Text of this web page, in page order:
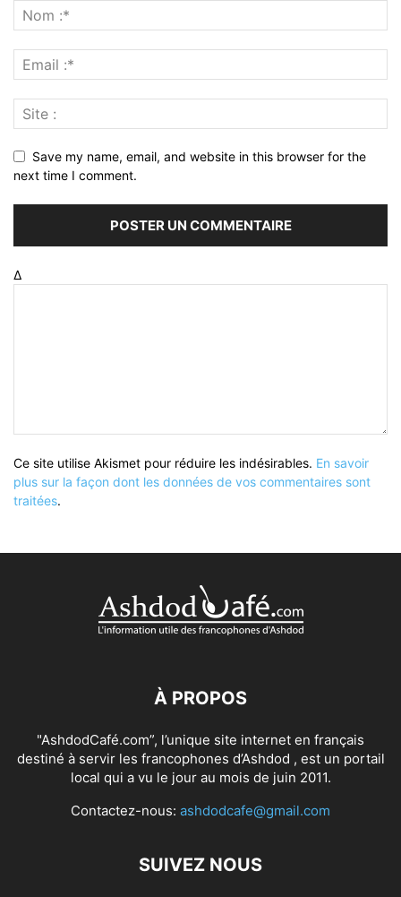
Save my name, email, and website in this browser for the
next time I comment.
Δ
Ce site utilise Akismet pour réduire les indésirables. En savoir
plus sur la façon dont les données de vos commentaires sont
traitées.
À PROPOS
"AshdodCafé.com”, l’unique site internet en français
destiné à servir les francophones d’Ashdod , est un portail
local qui a vu le jour au mois de juin 2011.
Contactez-nous: ashdodcafe@gmail.com
SUIVEZ NOUS